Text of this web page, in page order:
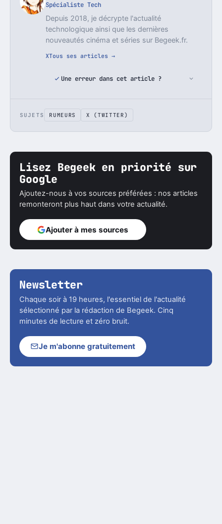
Spécialiste Tech
Depuis 2018, je décrypte l'actualité
technologique ainsi que les dernières
nouveautés cinéma et séries sur Begeek.fr.
XTous ses articles →
Une erreur dans cet article ?
SUJETS RUMEURS X (TWITTER)
Lisez Begeek en priorité sur
Google
Ajoutez-nous à vos sources préférées : nos articles
remonteront plus haut dans votre actualité.
Ajouter à mes sources
Newsletter
Chaque soir à 19 heures, l'essentiel de l'actualité
sélectionné par la rédaction de Begeek. Cinq
minutes de lecture et zéro bruit.
Je m'abonne gratuitement